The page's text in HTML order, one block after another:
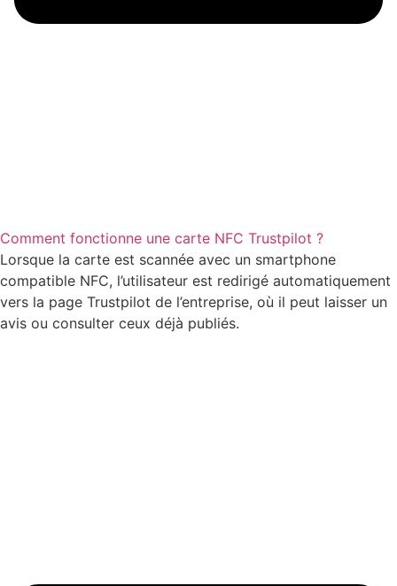
Comment fonctionne une carte NFC Trustpilot ?
Lorsque la carte est scannée avec un smartphone
compatible NFC, l’utilisateur est redirigé automatiquement
vers la page Trustpilot de l’entreprise, où il peut laisser un
avis ou consulter ceux déjà publiés.